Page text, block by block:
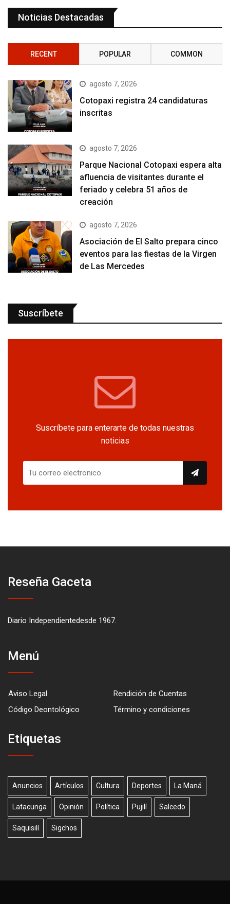
Noticias Destacadas
RECENT POPULAR COMMON
agosto 7, 2026
Cotopaxi registra 24 candidaturas
inscritas
agosto 7, 2026
Parque Nacional Cotopaxi espera alta
afluencia de visitantes durante el
feriado y celebra 51 años de
creación
agosto 7, 2026
Asociación de El Salto prepara cinco
eventos para las fiestas de la Virgen
de Las Mercedes
Suscríbete
Suscríbete para enterarte de todas nuestras
noticias
Reseña Gaceta
Diario Independientedesde 1967.
Menú
Aviso Legal
Rendición de Cuentas
Código Deontológico
Término y condiciones
Etiquetas
Anuncios Artículos Cultura Deportes La Maná
Latacunga Opinión Política Pujilí Salcedo
Saquisilí Sigchos